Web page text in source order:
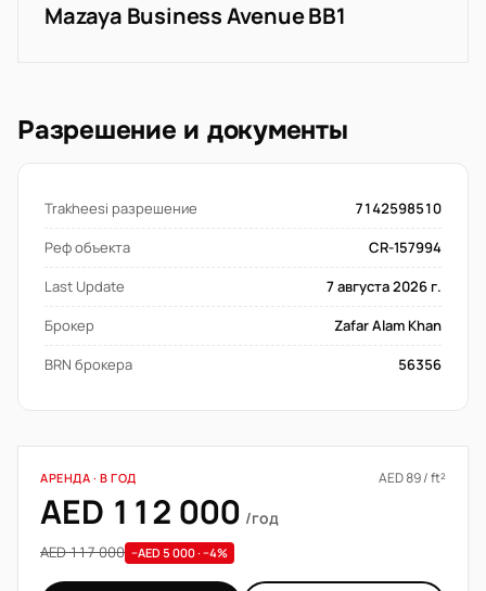
Mazaya Business Avenue BB1
Разрешение и документы
Trakheesi разрешение
7142598510
Реф объекта
CR-157994
Last Update
7 августа 2026 г.
Брокер
Zafar Alam Khan
BRN брокера
56356
АРЕНДА · В ГОД AED 89 / ft²
AED 112 000 /год
AED 117 000 −AED 5 000 · −4%